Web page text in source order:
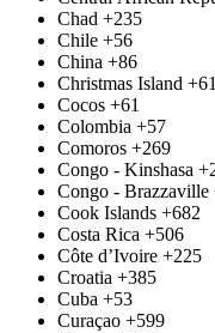
Chad +235
Chile +56
China +86
Christmas Island +61
Cocos +61
Colombia +57
Comoros +269
Congo - Kinshasa
Congo - Brazzaville
Cook Islands +682
Costa Rica +506
Côte d’Ivoire +225
Croatia +385
Cuba +53
Curaçao +599